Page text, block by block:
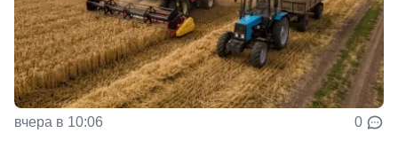
вчера в 10:06 0